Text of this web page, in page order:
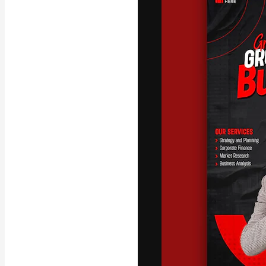
La
migliori lavori.
creativi,
Italiano
Copyright © 2010-